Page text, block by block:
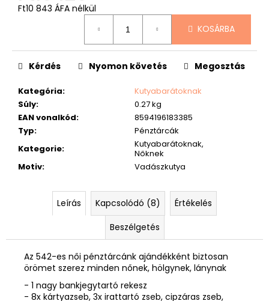
Ft10 843 ÁFA nélkül
KOSÁRBA
Kategória:
Kutyabarátoknak
Súly:
0.27 kg
EAN vonalkód:
8594196183385
Typ:
Pénztárcák
Kategorie:
Kutyabarátoknak,
Nőknek
Motiv: Vadászkutya
Kérdés Nyomon követés Megosztás
Leírás Kapcsolódó (8)
Értékelés
Beszélgetés
Az 542-es női pénztárcánk ajándékként biztosan
örömet szerez minden nőnek, hölgynek, lánynak
- 1 nagy bankjegytartó rekesz
- 8x kártyazseb, 3x irattartó zseb, cipzáras zseb,